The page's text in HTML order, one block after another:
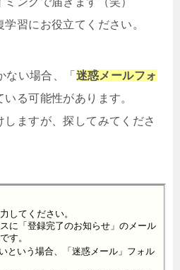
習にお役立てください。
ない場合、「 迷惑メールフォ
る可能性があります。
ますが、探してみてくださ